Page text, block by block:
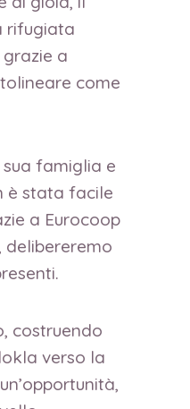
rifugiata
a
come
famiglia e
è stata facile
a Eurocoop
delibereremo
costruendo
verso la